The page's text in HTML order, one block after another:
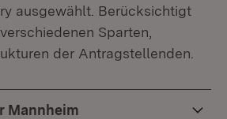
ausgewählt. Berücksichtigt
Sparten,
der Antragstellenden.
Mannheim